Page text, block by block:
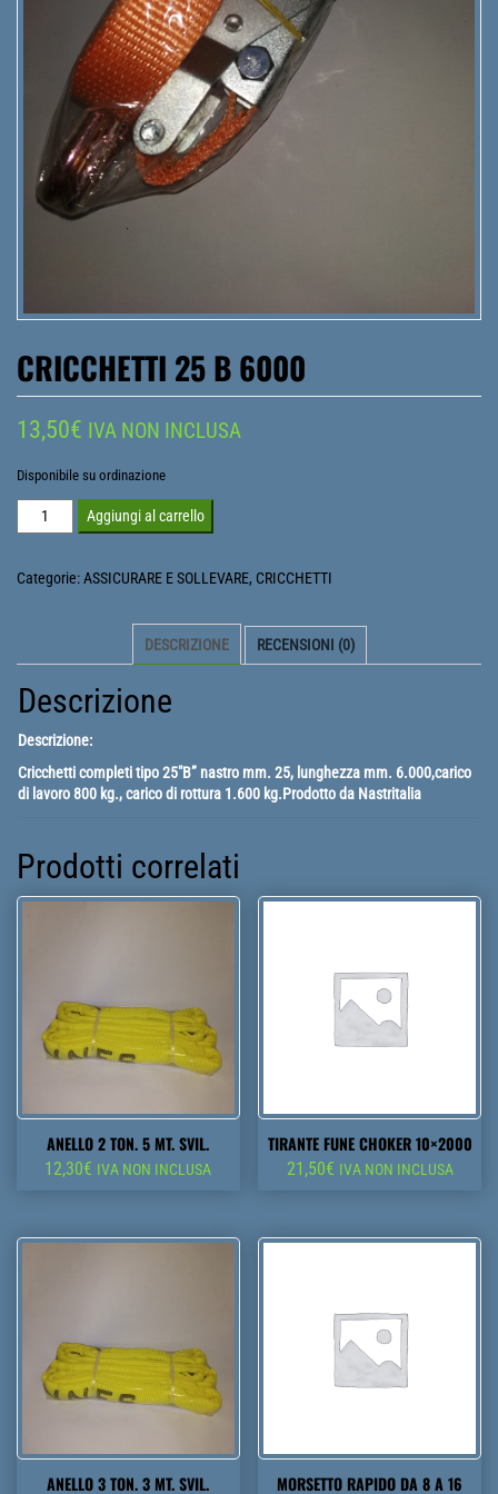
CRICCHETTI 25 B 6000
13,50€ IVA NON INCLUSA
Disponibile su ordinazione
Cricchetti
25
Aggiungi al carrello
Categorie:ASSICURARE E SOLLEVARE, CRICCHETTI
DESCRIZIONE RECENSIONI (0)
Descrizione
Descrizione:
Cricchetti completi tipo 25″B” nastro mm. 25, lunghezza mm. 6.000,carico
di lavoro 800 kg., carico di rottura 1.600 kg.Prodotto da Nastritalia
Prodotti correlati
ANELLO 2 TON. 5 MT. SVIL.
12,30€ IVA NON INCLUSA
TIRANTE FUNE CHOKER 10×2000
21,50€ IVA NON INCLUSA
ANELLO 3 TON. 3 MT. SVIL. MORSETTO RAPIDO DA 8 A 16